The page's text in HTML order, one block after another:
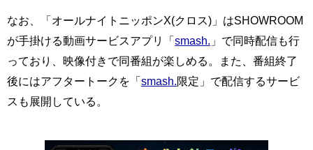
なお、「オールナイトニッポンX(クロス)」はSHOWROOM
が手掛ける動画サービスアプリ「smash. 」で同時配信も行
っており、映像付きで同番組が楽しめる。また、番組終了
後にはアフタートークを「smash.限定」で配信するサービ
スも展開している。